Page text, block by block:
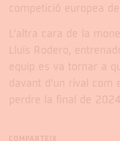
competició europea de
L’altra cara de la
Lluís Rodero,
equip es va tornar a
davant d’un rival com
perdre la final de